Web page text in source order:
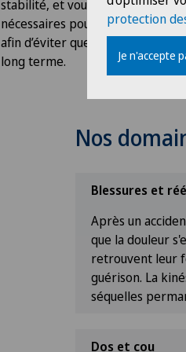
stabilité, et vous donner les
nécessaires pour prendre soin
afin d’éviter que la situation ne
long terme.
Nos
Blessures et
Après un
que la douleur
retrouvent leur
guérison. La
séquelles
Dos et cou
protection
Je n'accepte